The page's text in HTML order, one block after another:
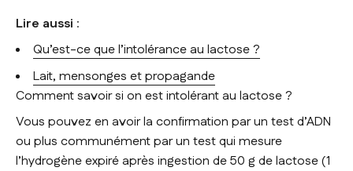
Lire aussi :
Qu’est-ce que l’intolérance au lactose ?
Lait, mensonges et propagande
Comment savoir si on est intolérant au lactose ?
Vous pouvez en avoir la confirmation par un test d’ADN
ou plus communément par un test qui mesure
l’hydrogène expiré après ingestion de 50 g de lactose (1